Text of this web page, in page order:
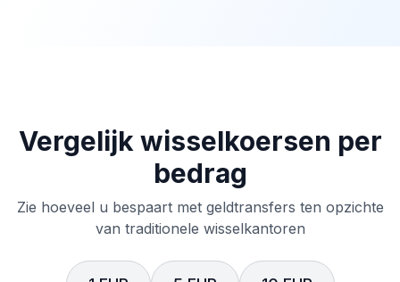
Vergelijk wisselkoersen per
bedrag
Zie hoeveel u bespaart met geldtransfers ten opzichte
van traditionele wisselkantoren